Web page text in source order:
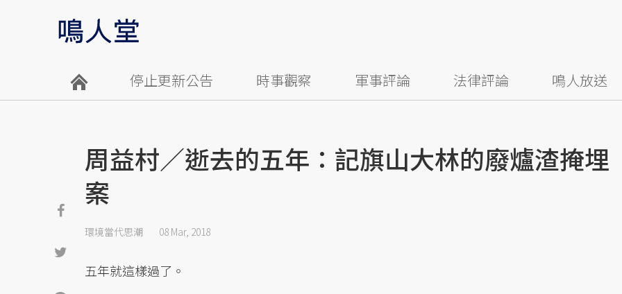
停止更新公告 時事觀察 軍事評論 法律評論 鳴人放送
周益村／逝去的五年：記旗山大林的廢爐渣掩埋
案
環境當代思潮 08 Mar, 2018
五年就這樣過了。